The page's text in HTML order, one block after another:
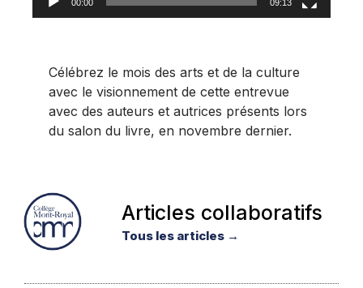
00:00 09:13
Célébrez le mois des arts et de la culture
avec le visionnement de cette entrevue
avec des auteurs et autrices présents lors
du salon du livre, en novembre dernier.
Articles collaboratifs
Tous les articles →